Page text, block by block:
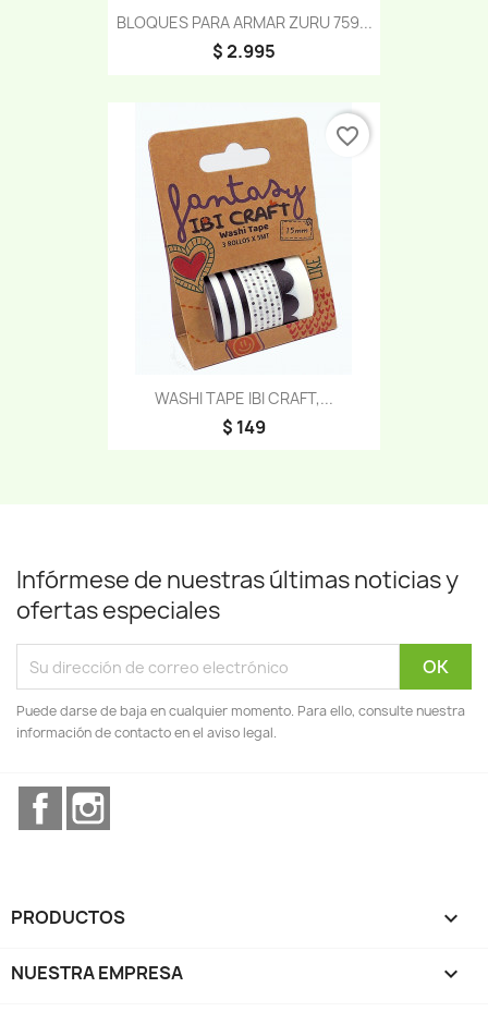
BLOQUES PARA ARMAR ZURU 759...
$ 2.995
WASHI TAPE IBI CRAFT,...
$ 149
favorite_border
Infórmese de nuestras últimas noticias y
ofertas especiales
Puede darse de baja en cualquier momento. Para ello, consulte nuestra
información de contacto en el aviso legal.
Facebook
PRODUCTOS 
NUESTRA EMPRESA 